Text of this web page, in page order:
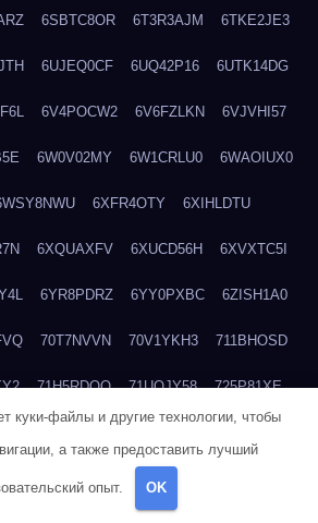
6SBTC8OR 6T3R3AJM 6TKE2JE3
6UJEQ0CF 6UQ42P16 6UTK14DG
6V4POCW2 6V6FZLKN 6VJVHI57
6W0V02MY 6W1CRLU0 6WAOIUX0
6XFR4OTY 6XIHLDTU
6XQUAXFV 6XUCD56H 6XVXTC5I
6YR8PDRZ 6YY0PXBC 6ZISH1A0
70T7NVVN 70V1YKH3 711BHOSD
71H5RDOO 71UQJY58 725P81XE
куки-файлы и другие технологии, чтобы
а также предоставить лучший
опыт. OK